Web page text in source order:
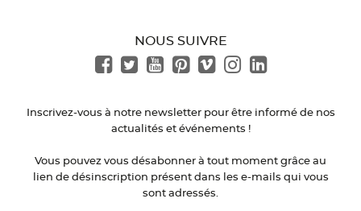
NOUS SUIVRE
Inscrivez-vous à notre newsletter pour être informé de nos
actualités et événements !
Vous pouvez vous désabonner à tout moment grâce au
lien de désinscription présent dans les e-mails qui vous
sont adressés.